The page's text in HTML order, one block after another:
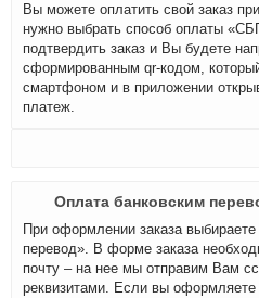
Вы можете оплатить свой заказ
нужно выбрать способ оплаты
подтвердить заказ и Вы будете
сформированным qr-кодом,
смартфоном и в приложении
платеж.
Оплата банковским
При оформлении заказа
перевод». В форме заказа
почту – на нее мы отправим Вам
реквизитами. Если вы оформляете